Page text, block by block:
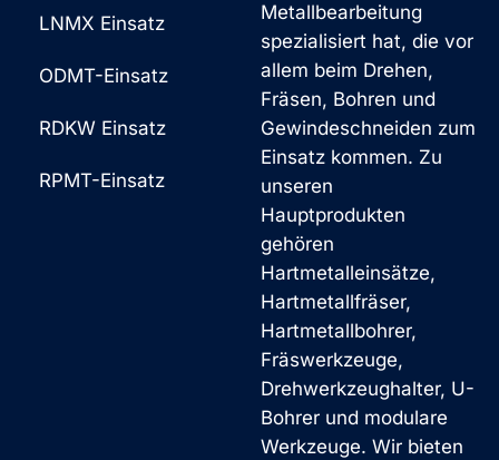
Metallbearbeitung
spezialisiert hat, die vor
allem beim Drehen,
Fräsen, Bohren und
Gewindeschneiden zum
Einsatz kommen. Zu
unseren
Hauptprodukten
gehören
Hartmetalleinsätze,
Hartmetallfräser,
Hartmetallbohrer,
Fräswerkzeuge,
Drehwerkzeughalter, U-
Bohrer und modulare
Werkzeuge. Wir bieten
LNMX Einsatz
ODMT-Einsatz
RDKW Einsatz
RPMT-Einsatz